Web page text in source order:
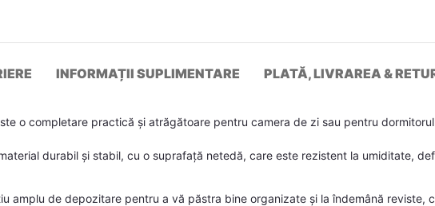
INFORMAȚII SUPLIMENTARE PLATĂ, LIVRAREA &
o completare practică și atrăgătoare pentru camera de zi sau pentru
durabil și stabil, cu o suprafață netedă, care este rezistent la umiditate,
amplu de depozitare pentru a vă păstra bine organizate și la îndemână reviste,